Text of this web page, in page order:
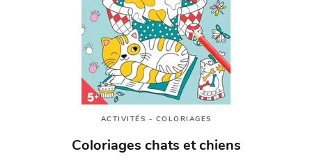
ACTIVITÉS - COLORIAGES
Coloriages chats et chiens